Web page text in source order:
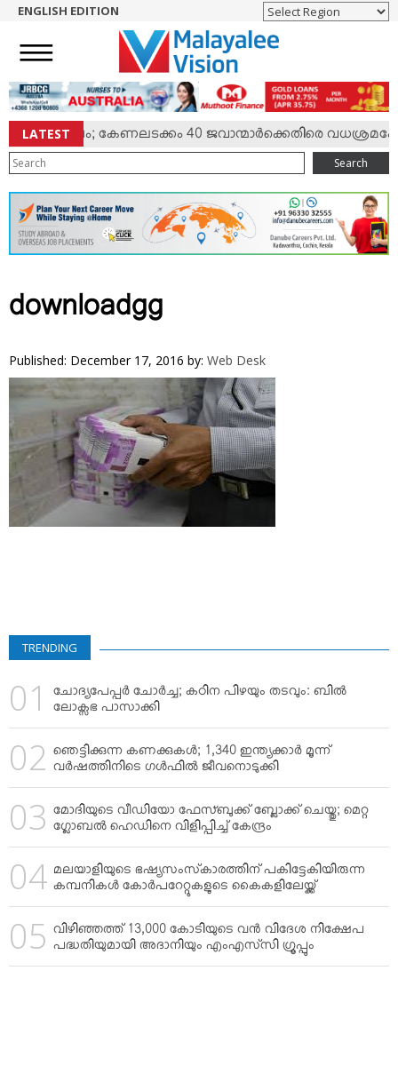
NEWS
ENGLISH
NRI
ENTERTAINMENT
MV SPECIAL
SPORTS
LIFESTYLE
TECH & AUTO
EDITORIAL
VIDEOS
YOUR SAY
COOKERY
KARSHAKAN
TOURS & TRAVEL
ENGLISH EDITION
LATEST കേണലടക്കം 40 ജവാന്മാര്‍ക്കെതിരെ
Search
downloadgg
Published: December 17, 2016 by: Web Desk
TRENDING
ചോദ്യപേപ്പര്‍ ചോര്‍ച്ച; കഠിന പിഴയും തടവും: ബില്‍
ലോക്സഭ പാസാക്കി
ഞെട്ടിക്കുന്ന കണക്കുകള്‍; 1,340 ഇന്ത്യക്കാര്‍ മൂന്ന്
വര്‍ഷത്തിനിടെ ഗള്‍ഫില്‍ ജീവനൊടുക്കി
മോദിയുടെ വീഡിയോ ഫേസ്ബുക്ക് ബ്ലോക്ക് ചെയ്തു; മെറ്റ
ഗ്ലോബല്‍ ഹെഡിനെ വിളിപ്പിച്ച് കേന്ദ്രം
മലയാളിയുടെ ഭഷ്യസംസ്‌കാരത്തിന് പകിട്ടേകിയിരുന്ന
കമ്പനികള്‍ കോര്‍പറേറ്റുകളുടെ കൈകളിലേയ്ക്ക്
വിഴിഞ്ഞത്ത് 13,000 കോടിയുടെ വന്‍ വിദേശ നിക്ഷേപ
പദ്ധതിയുമായി അദാനിയും എംഎസ്‌സി ഗ്രൂപ്പും